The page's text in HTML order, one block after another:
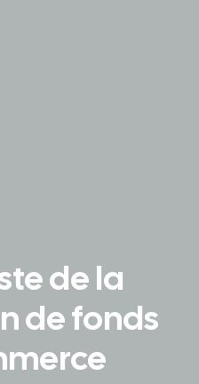
de la
de fonds